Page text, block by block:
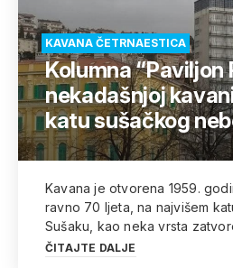
KAVANA ČETRNAESTICA
Kolumna “Paviljon
nekadašnjoj
katu sušačkog
Kavana je otvorena 1959.
ravno 70 ljeta, na najvišem
Sušaku, kao neka vrsta
ČITAJTE DALJE